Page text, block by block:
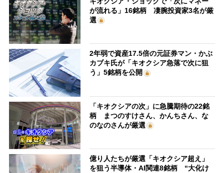
が流れる」16銘柄 凄腕投資家3名が厳
選
2年弱で資産17.5倍の元証券マン・かぶ
カブキ氏が「キオクシア急落で次に狙
う」5銘柄を公開
「キオクシアの次」に急騰期待の22銘
柄 まつのすけさん、かんちさん、な
のなのさんが厳選
億り人たちが厳選「キオクシア超え」
を狙う半導体・AI関連8銘柄 “大化け